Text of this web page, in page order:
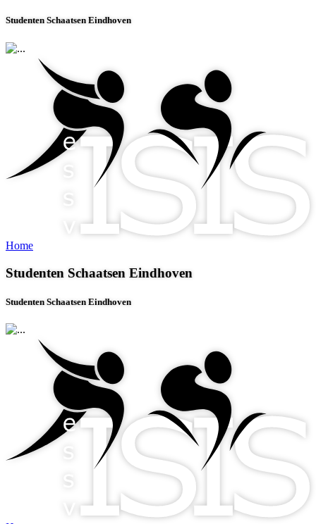
Studenten Schaatsen Eindhoven
Home
Studenten Schaatsen Eindhoven
Studenten Schaatsen Eindhoven